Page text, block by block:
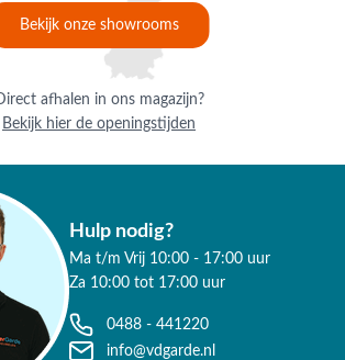
Bekijk onze showrooms
Direct afhalen in ons magazijn?
Bekijk hier de openingstijden
Hulp nodig?
Ma t/m Vrij 10:00 - 17:00 uur
Za 10:00 tot 17:00 uur
0488 - 441220
info@vdgarde.nl